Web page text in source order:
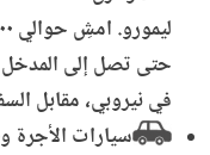
حتى تصل إلى المدخل
في نيروبي، مقابل
سيارات الأجرة